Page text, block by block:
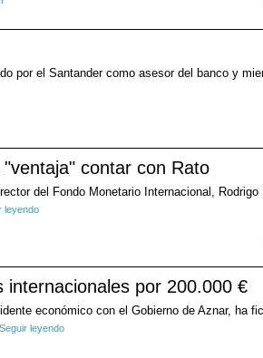
por el Santander como asesor del banco y
contar con Rato
del Fondo Monetario Internacional,
leyendo
por 200.000 €
económico con el Gobierno de Aznar, ha
Seguir leyendo